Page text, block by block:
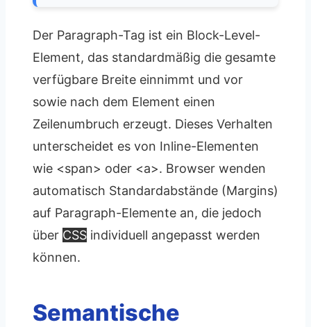
Der Paragraph-Tag ist ein Block-Level-
Element, das standardmäßig die gesamte
verfügbare Breite einnimmt und vor
sowie nach dem Element einen
Zeilenumbruch erzeugt. Dieses Verhalten
unterscheidet es von Inline-Elementen
wie <span> oder <a>. Browser wenden
automatisch Standardabstände (Margins)
auf Paragraph-Elemente an, die jedoch
über CSS individuell angepasst werden
können.
Semantische